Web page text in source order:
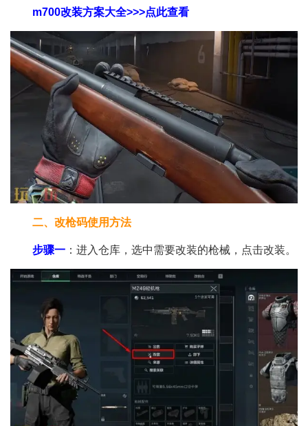
m700改装方案大全>>>点此查看
二、改枪码使用方法
步骤一 ：进入仓库，选中需要改装的枪械，点击改装。